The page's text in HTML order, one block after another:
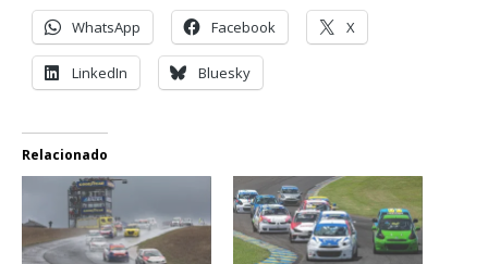
WhatsApp Facebook X
LinkedIn Bluesky
Relacionado